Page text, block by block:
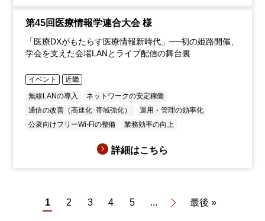
第45回医療情報学連合大会 様
「医療DXがもたらす医療情報新時代」──初の姫路開催、
学会を支えた会場LANとライブ配信の舞台裏
イベント
近畿
無線LANの導入
ネットワークの安定稼働
通信の改善（高速化･帯域強化）
運用・管理の効率化
公衆向けフリーWi-Fiの整備
業務効率の向上
詳細はこちら
1 2 3 4 5 ... 最後 »